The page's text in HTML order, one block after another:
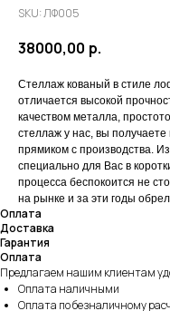
SKU:ЛФ005
38000,00 р.
Стеллаж кованый в стиле
отличается высокой
качеством металла,
стеллаж у нас, вы
прямиком с производства.
специально для Вас в
процесса беспокоится не
на рынке и за эти годы
Оплата
Доставка
Гарантия
Оплата
Предлагаем нашим клиентам
Оплата наличными
Оплата по безналичному